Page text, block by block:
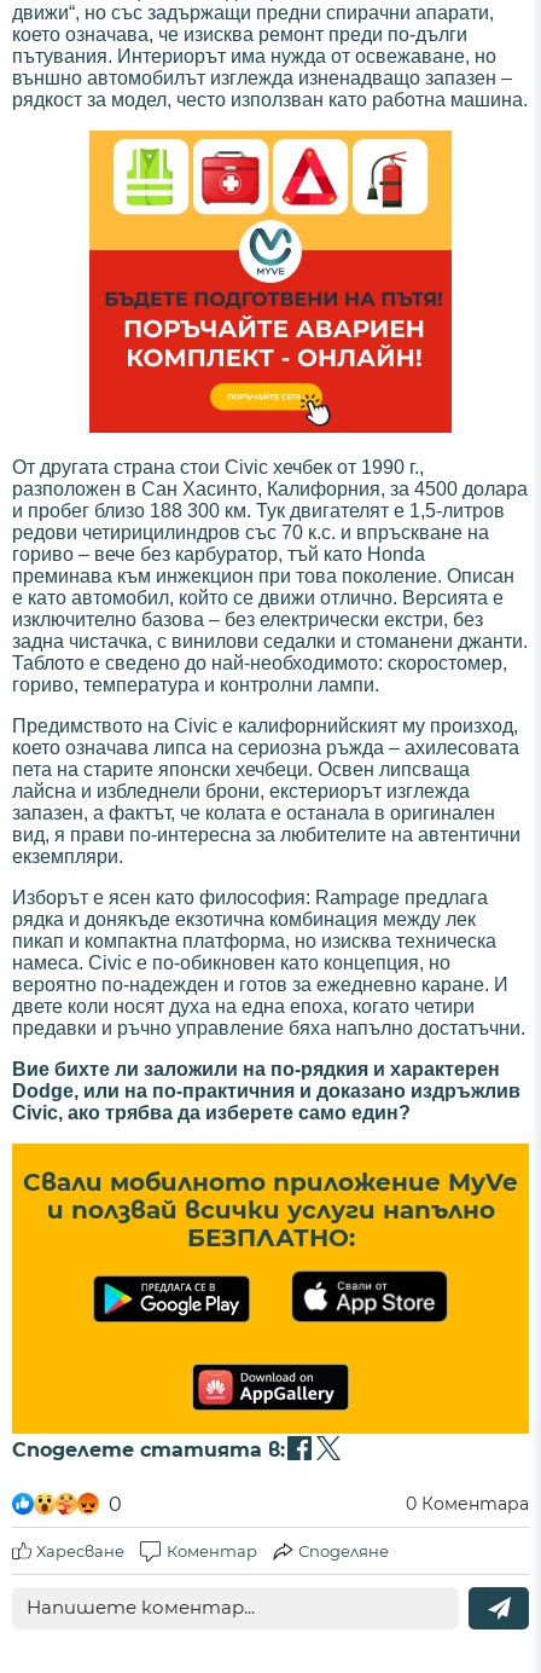
движи“, но със задържащи предни спирачни апарати,
което означава, че изисква ремонт преди по-дълги
пътувания. Интериорът има нужда от освежаване, но
външно автомобилът изглежда изненадващо запазен –
рядкост за модел, често използван като работна машина.
От другата страна стои Civic хечбек от 1990 г.,
разположен в Сан Хасинто, Калифорния, за 4500 долара
и пробег близо 188 300 км. Тук двигателят е 1,5-литров
редови четирицилиндров със 70 к.с. и впръскване на
гориво – вече без карбуратор, тъй като Honda
преминава към инжекцион при това поколение. Описан
е като автомобил, който се движи отлично. Версията е
изключително базова – без електрически екстри, без
задна чистачка, с винилови седалки и стоманени джанти.
Таблото е сведено до най-необходимото: скоростомер,
гориво, температура и контролни лампи.
Предимството на Civic е калифорнийският му произход,
което означава липса на сериозна ръжда – ахилесовата
пета на старите японски хечбеци. Освен липсваща
лайсна и избледнели брони, екстериорът изглежда
запазен, а фактът, че колата е останала в оригинален
вид, я прави по-интересна за любителите на автентични
екземпляри.
Изборът е ясен като философия: Rampage предлага
рядка и донякъде екзотична комбинация между лек
пикап и компактна платформа, но изисква техническа
намеса. Civic е по-обикновен като концепция, но
вероятно по-надежден и готов за ежедневно каране. И
двете коли носят духа на една епоха, когато четири
предавки и ръчно управление бяха напълно достатъчни.
Вие бихте ли заложили на по-рядкия и характерен
Dodge, или на по-практичния и доказано издръжлив
Civic, ако трябва да изберете само един?
Свали мобилното приложение MyVe
и ползвай всички услуги напълно
БЕЗПЛАТНО:
Споделете статията в:
0 0 Коментара
Харесване Коментар Споделяне